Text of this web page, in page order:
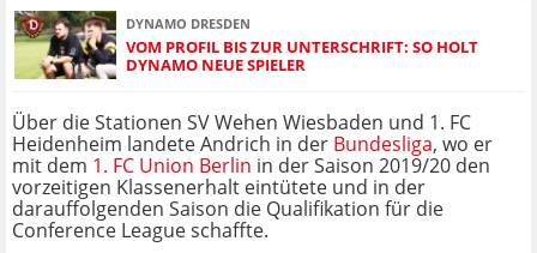
DYNAMO DRESDEN
VOM PROFIL BIS ZUR UNTERSCHRIFT: SO HOLT
DYNAMO NEUE SPIELER
Über die Stationen SV Wehen Wiesbaden und 1. FC
Heidenheim landete Andrich in der Bundesliga, wo er
mit dem 1. FC Union Berlin in der Saison 2019/20 den
vorzeitigen Klassenerhalt eintütete und in der
darauffolgenden Saison die Qualifikation für die
Conference League schaffte.